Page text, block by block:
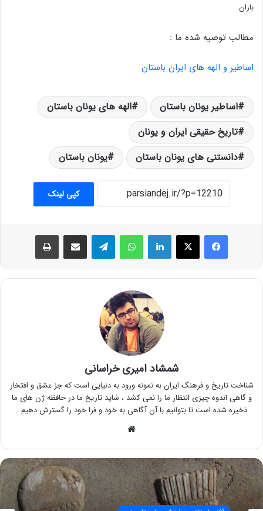
باران
مطالب توصیه شده ما :
اساطیر و الهه های ایران باستان
اساطیر یونان باستان
الهه های یونان باستان
تاریخ حقیقی ایران و یونان
دانستنی های یونان باستان
یونان باستان
کپی لینک
فیس بوک X لینکدین واتس آپ تلگرام اشتراک گذاری از طریق ایمیل چاپ
شمشاد امیری خراسانی
شناخت تاریخ و فرهنگ ایران به نمونه ورود به دنیایی است که جز عشق و افتخار
و گاهی اندوه چیزی انتظار ما را نمی کشد ، شاید تاریخ ما در حافظه ژن های ما
ذخیره شده است تا بتوانیم با آن آگاهی به خود و فرا خود را گسترش دهیم .